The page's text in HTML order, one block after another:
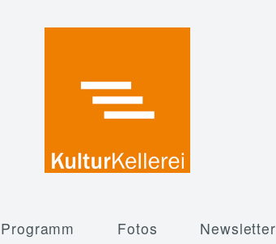
Programm Fotos Newsletter